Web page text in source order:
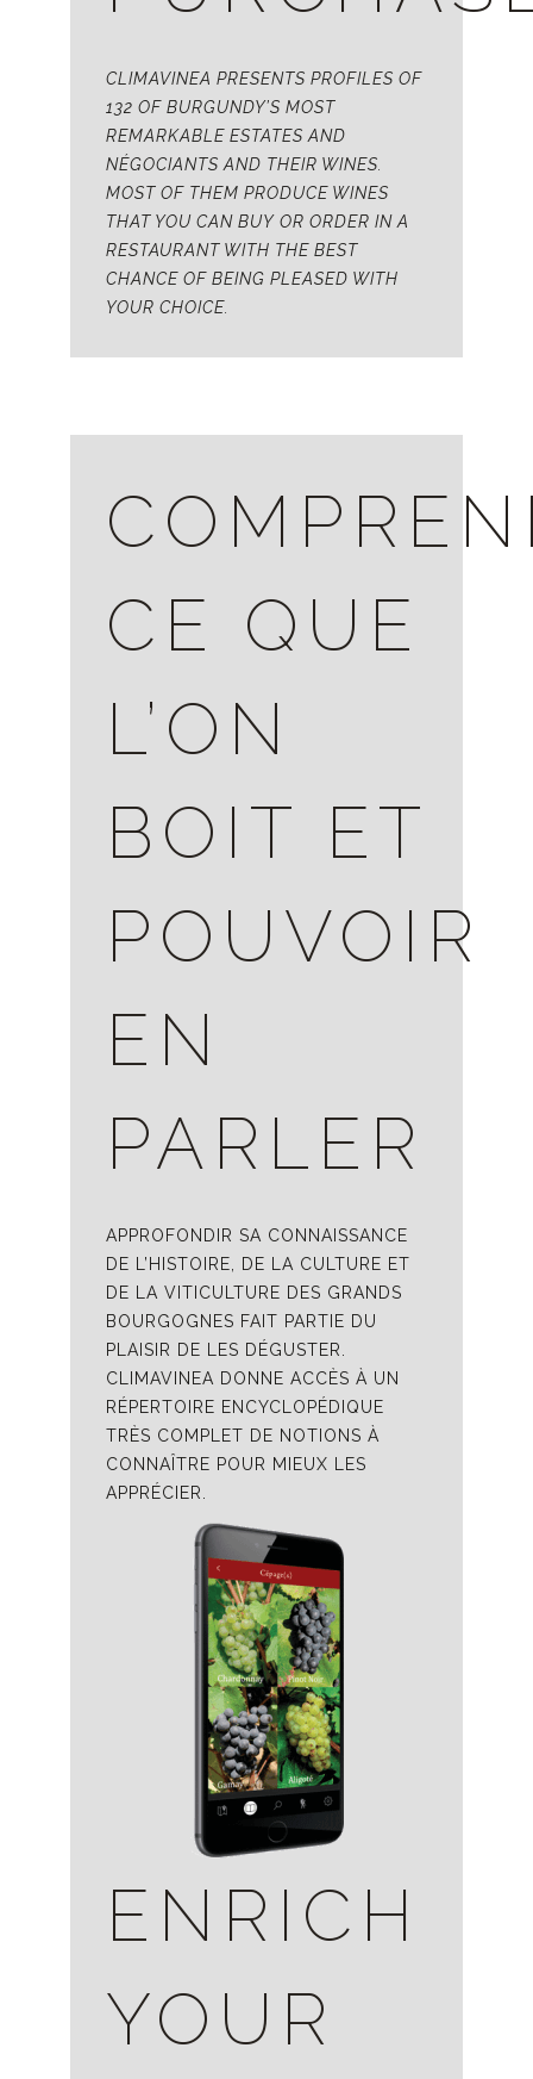
CLIMAVINEA PRESENTS PROFILES OF
132 OF BURGUNDY’S MOST
REMARKABLE ESTATES AND
NÉGOCIANTS AND THEIR WINES.
MOST OF THEM PRODUCE WINES
THAT YOU CAN BUY OR ORDER IN A
RESTAURANT WITH THE BEST
CHANCE OF BEING PLEASED WITH
YOUR CHOICE.
CE QUE
L’ON
BOIT ET
POUVOIR
EN
PARLER
APPROFONDIR SA CONNAISSANCE
DE L’HISTOIRE, DE LA CULTURE ET
DE LA VITICULTURE DES GRANDS
BOURGOGNES FAIT PARTIE DU
PLAISIR DE LES DÉGUSTER.
CLIMAVINEA DONNE ACCÈS À UN
RÉPERTOIRE ENCYCLOPÉDIQUE
TRÈS COMPLET DE NOTIONS À
CONNAÎTRE POUR MIEUX LES
APPRÉCIER.
ENRICH
YOUR